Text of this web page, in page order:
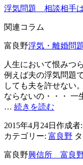
ゲ
ー
シ
ョ
ン
浮気問題 相談相手
関連コラム
富良野浮気・離婚問
人生において恨みつ
例えば夫の浮気問題
しても夫を許せない
ならないの・・・
… 続きを読む
離
婚
題
2015年4月24日 作成者:
カテゴリー: 富良野
富良野興信所 富良